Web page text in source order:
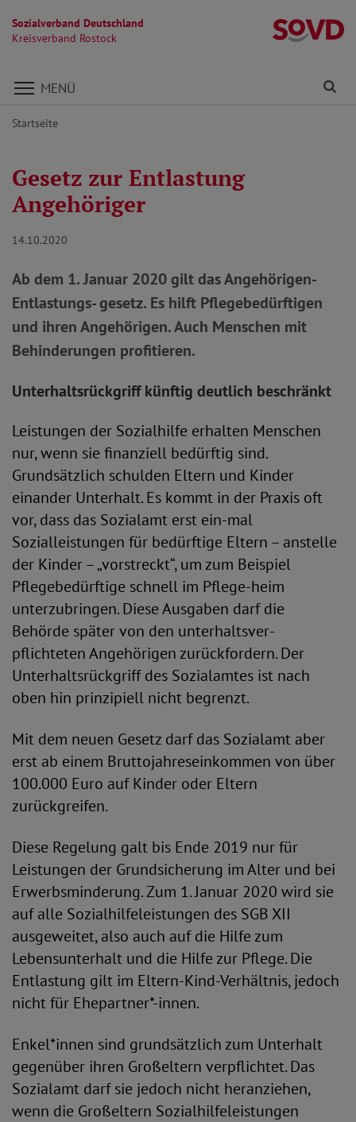
Sozialverband Deutschland
Kreisverband Rostock
Direkt zu den Inhalten springen
MENÜ
Startseite
Gesetz zur Entlastung
Angehöriger
14.10.2020
Ab dem 1. Januar 2020 gilt das Angehörigen-
Entlastungs- gesetz. Es hilft Pflegebedürftigen
und ihren Angehörigen. Auch Menschen mit
Behinderungen profitieren.
Unterhaltsrückgriff künftig deutlich beschränkt
Leistungen der Sozialhilfe erhalten Menschen
nur, wenn sie finanziell bedürftig sind.
Grundsätzlich schulden Eltern und Kinder
einander Unterhalt. Es kommt in der Praxis oft
vor, dass das Sozialamt erst ein-mal
Sozialleistungen für bedürftige Eltern – anstelle
der Kinder – „vorstreckt“, um zum Beispiel
Pflegebedürftige schnell im Pflege-heim
unterzubringen. Diese Ausgaben darf die
Behörde später von den unterhaltsver-
pflichteten Angehörigen zurückfordern. Der
Unterhaltsrückgriff des Sozialamtes ist nach
oben hin prinzipiell nicht begrenzt.
Mit dem neuen Gesetz darf das Sozialamt aber
erst ab einem Bruttojahreseinkommen von über
100.000 Euro auf Kinder oder Eltern
zurückgreifen.
Diese Regelung galt bis Ende 2019 nur für
Leistungen der Grundsicherung im Alter und bei
Erwerbsminderung. Zum 1. Januar 2020 wird sie
auf alle Sozialhilfeleistungen des SGB XII
ausgeweitet, also auch auf die Hilfe zum
Lebensunterhalt und die Hilfe zur Pflege. Die
Entlastung gilt im Eltern-Kind-Verhältnis, jedoch
nicht für Ehepartner*-innen.
Enkel*innen sind grundsätzlich zum Unterhalt
gegenüber ihren Großeltern verpflichtet. Das
Sozialamt darf sie jedoch nicht heranziehen,
wenn die Großeltern Sozialhilfeleistungen